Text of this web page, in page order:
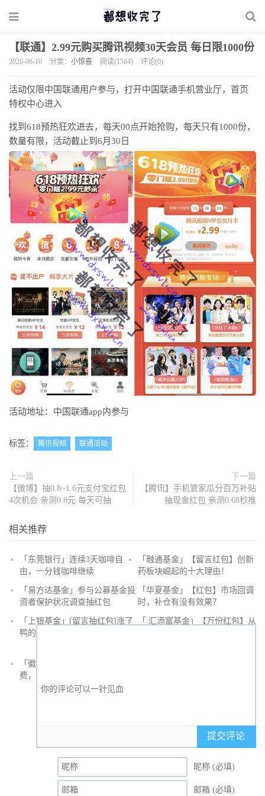
【联通】2.99元购买腾讯视频30天会员 每日限1000份
2020-06-10 分类： 小惊喜 阅读(1584) 评论(0)
活动仅限中国联通用户参与，打开中国联通手机营业厅，首页
特权中心进入
找到618预热狂欢进去，每天00点开始抢购，每天只有1000份，
数量有限，活动截止到6月30日
活动地址：中国联通app内参与
标签： 腾讯视频 联通活动
上一篇
【微博】抽0.8~1.6元支付宝红包
4次机会 亲测0.8元 每天可抽
下一篇
【腾讯】手机管家瓜分百万补贴
抽现金红包 亲测0.68秒推
相关推荐
「东莞银行」连续3天咖啡自
由，一分钱咖啡继续
「融通基金」【留言红包】创新
药板块崛起的十大理由！
「易方达基金」参与公募基金投
资者保护状况调查抽红包
「华夏基金」【红包】市场回调
时，补仓有没有效果？
「上银基金」[留言抽红包]​涨了
鸭的投资旅途
「 汇添富基金」【万份红包】从
「徽商银行」手机银行充值话
费，至高立减30元
提交评论
昵称 (必填)
邮箱 (必填)